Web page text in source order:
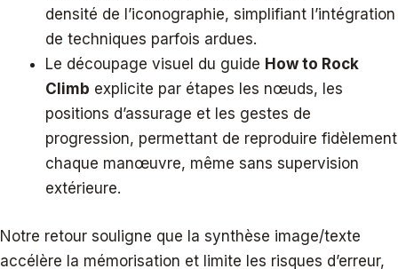
densité de l’iconographie, simplifiant l’intégration
de techniques parfois ardues.
Le découpage visuel du guide How to Rock
Climb explicite par étapes les nœuds, les
positions d’assurage et les gestes de
progression, permettant de reproduire fidèlement
chaque manœuvre, même sans supervision
extérieure.
Notre retour souligne que la synthèse image/texte
accélère la mémorisation et limite les risques d’erreur,